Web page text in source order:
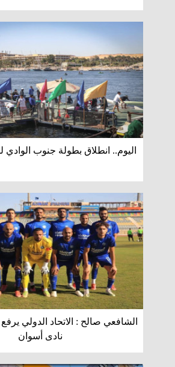
اليوم.. انطلاق بطولة جنوب الوادي
الشافعي صالح : الاتحاد الدولي
نادى أسوان